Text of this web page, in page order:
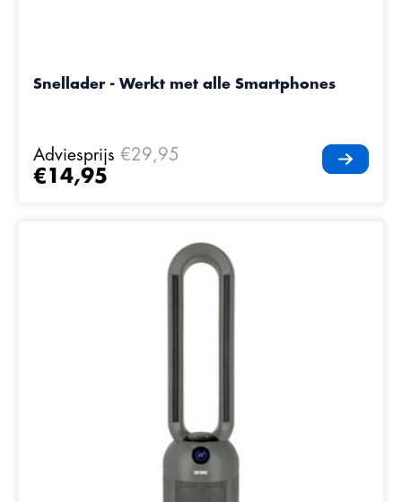
Snellader - Werkt met alle Smartphones
Adviesprijs €29,95
€14,95